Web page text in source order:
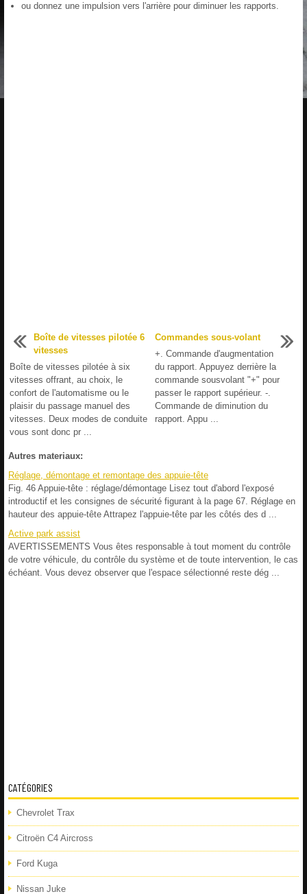
ou donnez une impulsion vers l'arrière pour diminuer les rapports.
Boîte de vitesses pilotée 6
vitesses
Boîte de vitesses pilotée à six
vitesses offrant, au choix, le
confort de l'automatisme ou le
plaisir du passage manuel des
vitesses. Deux modes de conduite
vous sont donc pr ...
Commandes sous-volant
+. Commande d'augmentation
du rapport. Appuyez derrière la
commande sousvolant "+" pour
passer le rapport supérieur. -.
Commande de diminution du
rapport. Appu ...
Autres materiaux:
Réglage, démontage et remontage des appuie-tête
Fig. 46 Appuie-tête : réglage/démontage Lisez tout d'abord l'exposé
introductif et les consignes de sécurité figurant à la page 67. Réglage en
hauteur des appuie-tête Attrapez l'appuie-tête par les côtés des d ...
Active park assist
AVERTISSEMENTS Vous êtes responsable à tout moment du contrôle
de votre véhicule, du contrôle du système et de toute intervention, le cas
échéant. Vous devez observer que l'espace sélectionné reste dég ...
CATÉGORIES
Chevrolet Trax
Citroën C4 Aircross
Ford Kuga
Nissan Juke